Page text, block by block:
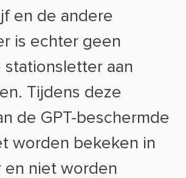
en de andere
is echter geen
aan
Tijdens deze
de GPT-beschermde
worden bekeken in
en niet worden